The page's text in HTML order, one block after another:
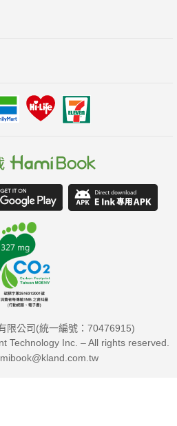
限公司(統一編號：70476915)
Technology Inc. – All rights reserved.